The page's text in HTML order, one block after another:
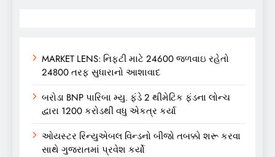
MARKET LENS: નિફ્ટી માટે 24600 જળવાઇ રહેતો
24800 તરફ સુધારાનો આશાવાદ
બરોડા BNP પારિબા મ્યુ. ફંડે 2 થીમેટિક ફંડના લોન્ચ
દ્વારા 1200 કરોડથી વધુ એકત્ર કર્યા
ઓયસ્ટર રિન્યુએબલ વિન્ડનો બીજો તબક્કો શરૂ કરવા
સાથે ગુજરાતમાં પ્રવેશ કર્યો